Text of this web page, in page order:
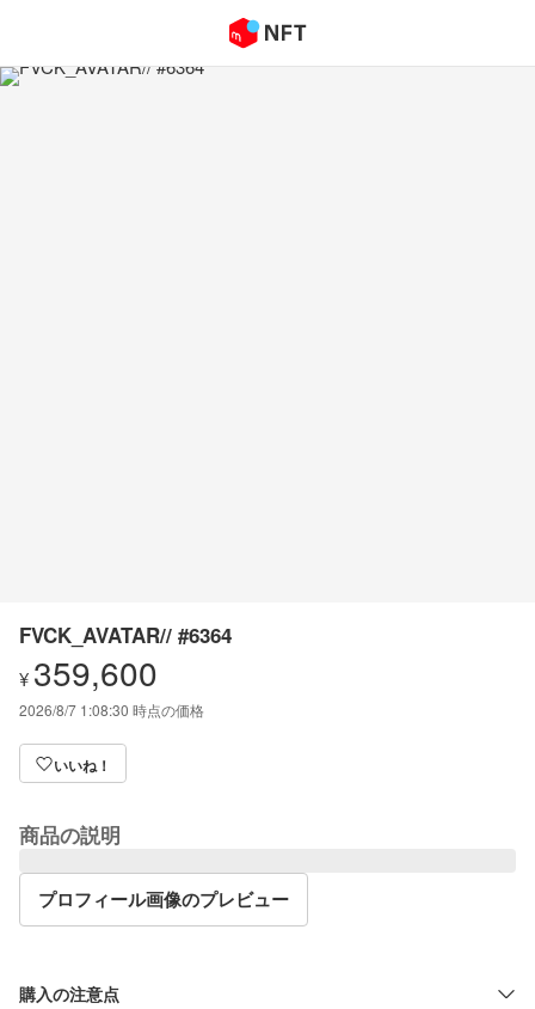
FVCK_AVATAR// #6364
¥ 359,600
2026/8/7 1:08:30 時点の価格
いいね！
商品の説明
プロフィール画像のプレビュー
購入の注意点